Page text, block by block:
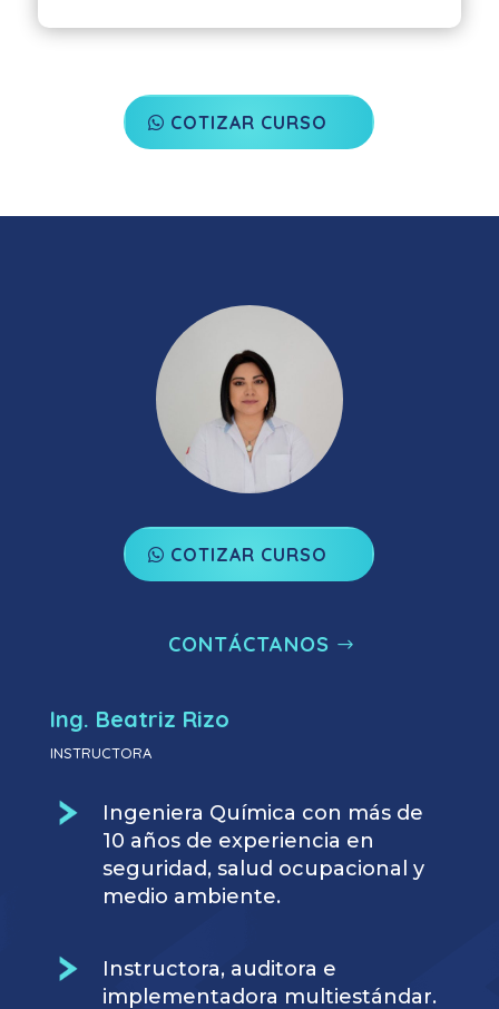
COTIZAR CURSO
COTIZAR CURSO
CONTÁCTANOS
Ing. Beatriz Rizo
INSTRUCTORA
Ingeniera Química con más de
10 años de experiencia en
seguridad, salud ocupacional y
medio ambiente.
Instructora, auditora e
implementadora multiestándar.